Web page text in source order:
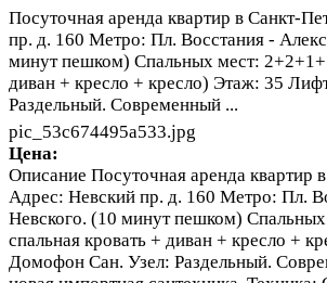
Посуточная аренда квартир в Санкт-
пр. д. 160 Метро: Пл. Восстания -
минут пешком) Спальных мест:
диван + кресло + кресло) Этаж: 35
Раздельный. Современный ...
pic_53c674495a533.jpg
Цена:
Описание Посуточная аренда квартир
Адрес: Невский пр. д. 160 Метро: Пл.
Невского. (10 минут пешком)
спальная кровать + диван + кресло +
Домофон Сан. Узел: Раздельный.